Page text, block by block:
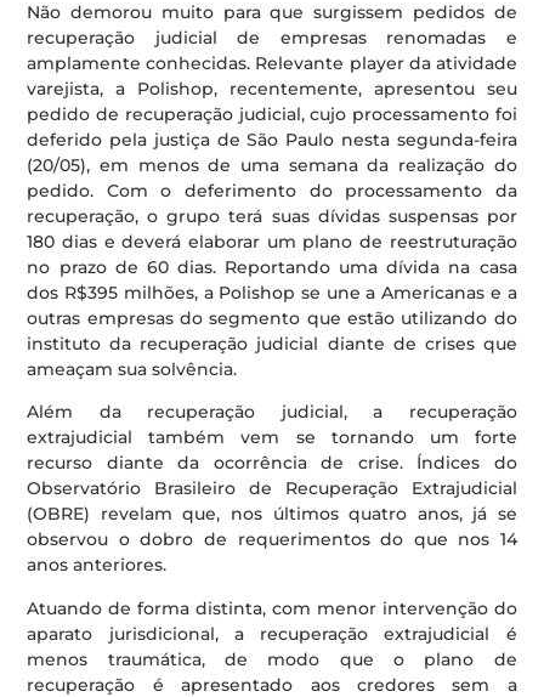
Não demorou muito para que surgissem pedidos de
recuperação judicial de empresas renomadas e
amplamente conhecidas. Relevante player da atividade
varejista, a Polishop, recentemente, apresentou seu
pedido de recuperação judicial, cujo processamento foi
deferido pela justiça de São Paulo nesta segunda-feira
(20/05), em menos de uma semana da realização do
pedido. Com o deferimento do processamento da
recuperação, o grupo terá suas dívidas suspensas por
180 dias e deverá elaborar um plano de reestruturação
no prazo de 60 dias. Reportando uma dívida na casa
dos R$395 milhões, a Polishop se une a Americanas e a
outras empresas do segmento que estão utilizando do
instituto da recuperação judicial diante de crises que
ameaçam sua solvência.
Além da recuperação judicial, a recuperação
extrajudicial também vem se tornando um forte
recurso diante da ocorrência de crise. Índices do
Observatório Brasileiro de Recuperação Extrajudicial
(OBRE) revelam que, nos últimos quatro anos, já se
observou o dobro de requerimentos do que nos 14
anos anteriores.
Atuando de forma distinta, com menor intervenção do
aparato jurisdicional, a recuperação extrajudicial é
menos traumática, de modo que o plano de
recuperação é apresentado aos credores sem a